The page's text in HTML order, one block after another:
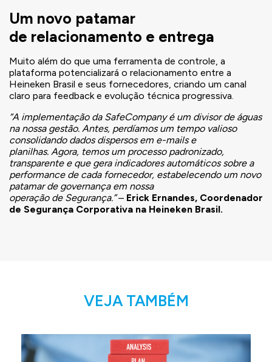
Um novo patamar
de relacionamento e entrega
Muito além do que uma ferramenta de controle, a
plataforma potencializará o relacionamento entre a
Heineken Brasil e seus fornecedores, criando um canal
claro para feedback e evolução técnica progressiva.
“A implementação da SafeCompany é um divisor de águas
na nossa gestão. Antes, perdíamos um tempo valioso
consolidando dados dispersos em e-mails e
planilhas. Agora, temos um processo padronizado,
transparente e que gera indicadores automáticos sobre a
performance de cada fornecedor, estabelecendo um novo
patamar de governança em nossa
operação de Segurança.”– Erick Ernandes, Coordenador
de Segurança Corporativa na Heineken Brasil.
VEJA TAMBÉM